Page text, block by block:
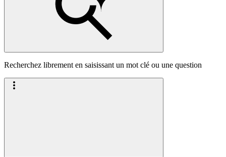
Recherchez librement en saisissant un mot clé ou une question